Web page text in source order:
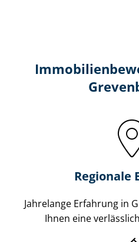
Regionale
Jahrelange Erfahrung in
Ihnen eine